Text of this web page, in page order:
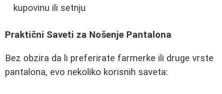
kupovinu ili setnju
Praktični Saveti za Nošenje Pantalona
Bez obzira da li preferirate farmerke ili druge vrste
pantalona, evo nekoliko korisnih saveta: